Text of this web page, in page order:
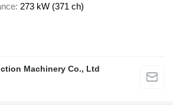
273 kW (371 ch)
Machinery Co., Ltd